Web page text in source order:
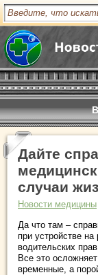
Дайте
случаи
Новости медицины
Да что там –
при устройстве
водительских
Все это
временные, а